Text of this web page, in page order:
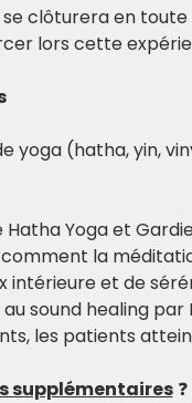
se clôturera en
lors cette
yoga (hatha, yin,
Hatha Yoga et
la
intérieure et de
sound healing
les patients
supplémentaires ❓